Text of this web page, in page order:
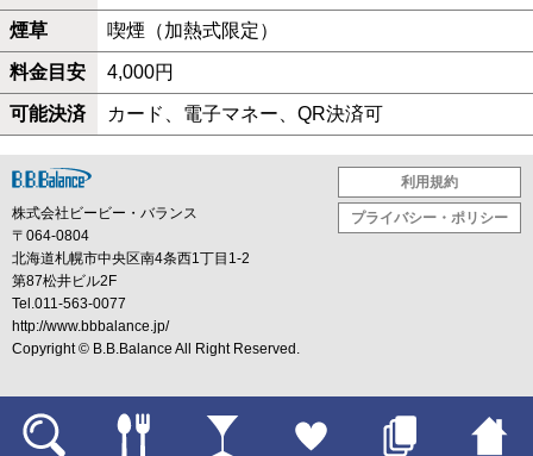
煙草 喫煙（加熱式限定）
料金目安 4,000円
可能決済 カード、電子マネー、QR決済可
株式会社ビービー・バランス
〒064-0804
北海道札幌市中央区南4条西1丁目1-2
第87松井ビル2F
Tel.011-563-0077
http://www.bbbalance.jp/
Copyright © B.B.Balance All Right Reserved.
利用規約
プライバシー・ポリシー